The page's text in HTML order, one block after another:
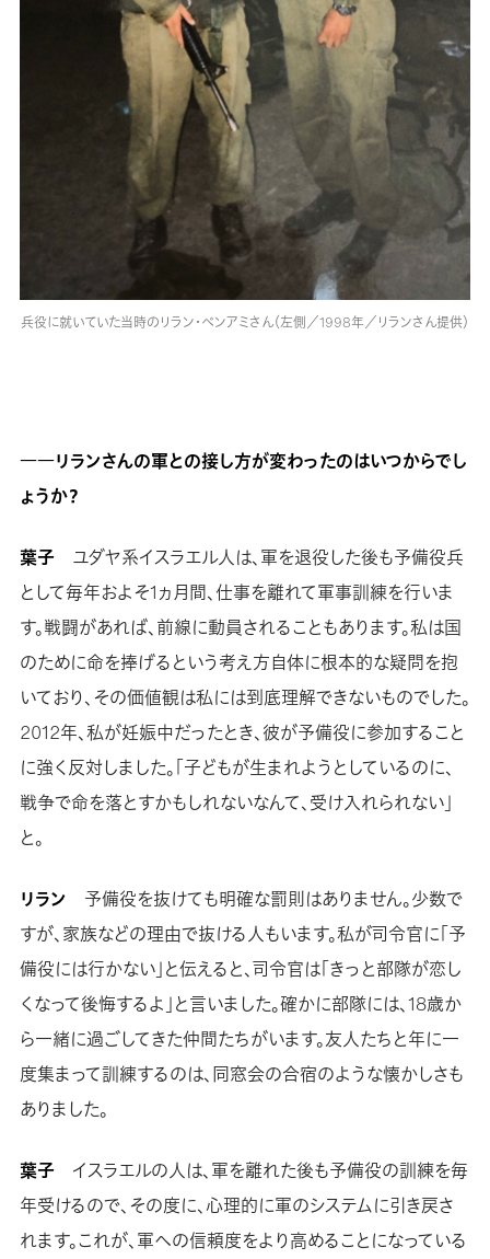
兵役に就いていた当時のリラン・ベンアミさん（左側／1998年／リランさん提供）
――リランさんの軍との接し方が変わったのはいつからでし
ょうか？
葉子 ユダヤ系イスラエル人は、軍を退役した後も予備役兵
として毎年およそ1ヵ月間、仕事を離れて軍事訓練を行いま
す。戦闘があれば、前線に動員されることもあります。私は国
のために命を捧げるという考え方自体に根本的な疑問を抱
いており、その価値観は私には到底理解できないものでした。
2012年、私が妊娠中だったとき、彼が予備役に参加すること
に強く反対しました。「子どもが生まれようとしているのに、
戦争で命を落とすかもしれないなんて、受け入れられない」
と。
リラン 予備役を抜けても明確な罰則はありません。少数で
すが、家族などの理由で抜ける人もいます。私が司令官に「予
備役には行かない」と伝えると、司令官は「きっと部隊が恋し
くなって後悔するよ」と言いました。確かに部隊には、18歳か
ら一緒に過ごしてきた仲間たちがいます。友人たちと年に一
度集まって訓練するのは、同窓会の合宿のような懐かしさも
ありました。
葉子 イスラエルの人は、軍を離れた後も予備役の訓練を毎
年受けるので、その度に、心理的に軍のシステムに引き戻さ
れます。これが、軍への信頼度をより高めることになっている